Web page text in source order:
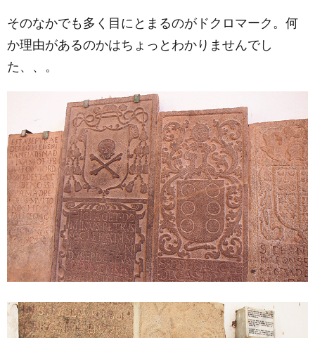
そのなかでも多く目にとまるのがドクロマーク。何
か理由があるのかはちょっとわかりませんでし
た、、。